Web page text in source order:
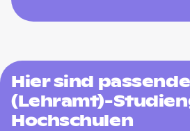
Hier sind
(Lehramt)-
Hochschulen